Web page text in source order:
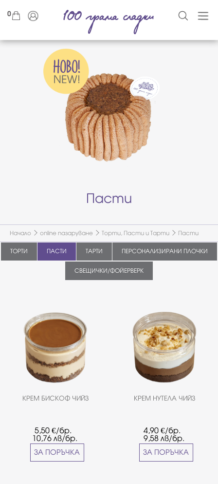
0
Пасти
Начало online пазаруване Торти, Пасти и Тарти Пасти
ТОРТИ ПАСТИ ТАРТИ ПЕРСОНАЛИЗИРАНИ ПЛОЧКИ
СВЕЩИЧКИ/ФОЙЕРВЕРК
КРЕМ БИСКОФ ЧИЙЗ
5,50 €/бр.
10,76лв/бр.
ЗА ПОРЪЧКА
КРЕМ НУТЕЛА ЧИЙЗ
4,90 €/бр.
9,58 лв/бр.
ЗА ПОРЪЧКА